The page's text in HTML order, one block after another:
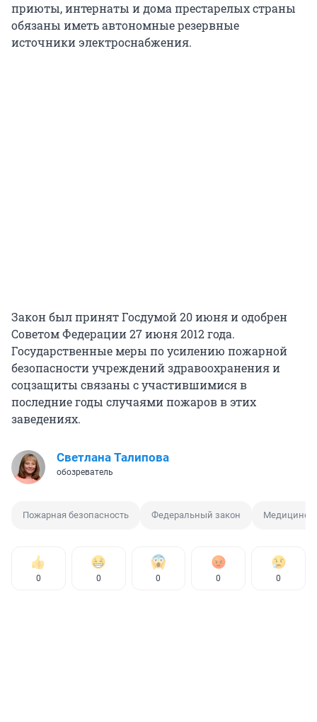
приюты, интернаты и дома престарелых страны
обязаны иметь автономные резервные
источники электроснабжения.
Закон был принят Госдумой 20 июня и одобрен
Советом Федерации 27 июня 2012 года.
Государственные меры по усилению пожарной
безопасности учреждений здравоохранения и
соцзащиты связаны с участившимися в
последние годы случаями пожаров в этих
заведениях.
Светлана Талипова
обозреватель
Пожарная безопасность Федеральный закон
0 0 0 0 0